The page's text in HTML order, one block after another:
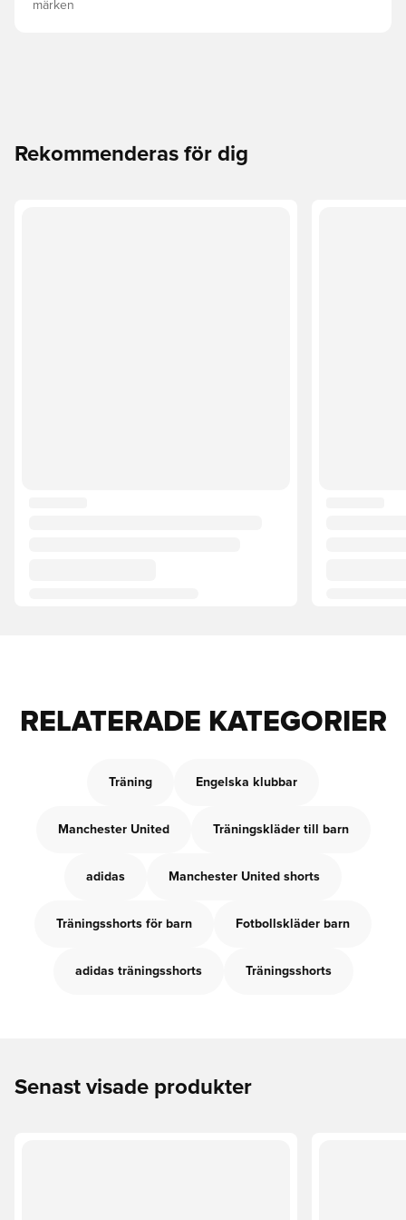
märken
Rekommenderas för dig
RELATERADE KATEGORIER
Träning Engelska klubbar
Manchester United Träningskläder till barn
adidas Manchester United shorts
Träningsshorts för barn Fotbollskläder barn
adidas träningsshorts Träningsshorts
Senast visade produkter